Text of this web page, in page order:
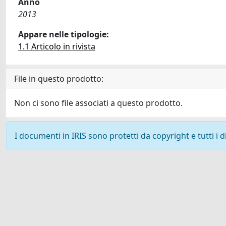
2013
Appare nelle tipologie:
1.1 Articolo in rivista
File in questo prodotto:
Non ci sono file associati a questo prodotto.
I documenti in IRIS sono protetti da copyright e tutti i